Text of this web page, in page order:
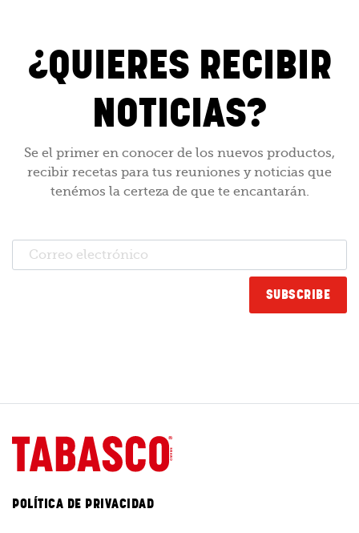
¿QUIERES RECIBIR
NOTICIAS?
Se el primer en conocer de los nuevos productos,
recibir recetas para tus reuniones y noticias que
tenémos la certeza de que te encantarán.
POLÍTICA DE PRIVACIDAD